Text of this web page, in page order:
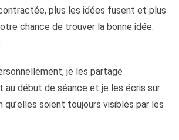
plus les idées fusent et plus
chance de trouver la bonne idée.
je les partage
au début de séance et je les écris sur
qu’elles soient toujours visibles par les